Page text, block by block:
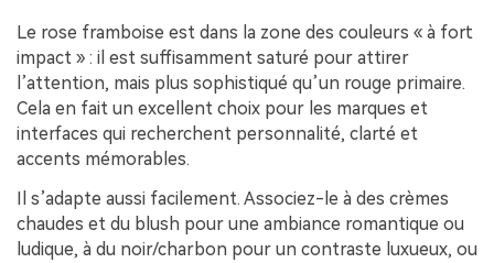
Le rose framboise est dans la zone des couleurs « à fort
impact » : il est suffisamment saturé pour attirer
l’attention, mais plus sophistiqué qu’un rouge primaire.
Cela en fait un excellent choix pour les marques et
interfaces qui recherchent personnalité, clarté et
accents mémorables.
Il s’adapte aussi facilement. Associez-le à des crèmes
chaudes et du blush pour une ambiance romantique ou
ludique, à du noir/charbon pour un contraste luxueux, ou